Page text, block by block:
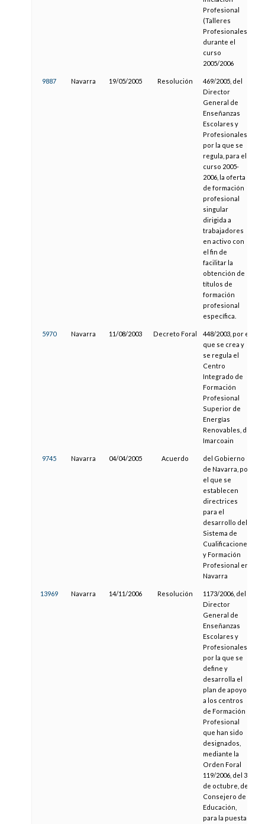
Profesional
(Talleres
Profesionales)
durante el
curso
2005/2006
9887 Navarra 19/05/2005 Resolución
469/2005, del
Director
General de
Enseñanzas
Escolares y
Profesionales,
por la que se
regula, para el
curso 2005-
2006, la oferta
de formación
profesional
singular
dirigida a
trabajadores
en activo con
el fin de
facilitar la
obtención de
títulos de
formación
profesional
específica.
5970 Navarra 11/08/2003 Decreto Foral
448/2003, por el
que se crea y
se regula el
Centro
Integrado de
Formación
Profesional
Superior de
Energías
Renovables, de
Imarcoain
9745 Navarra 04/04/2005 Acuerdo
del Gobierno
de Navarra, por
el que se
establecen
directrices
para el
desarrollo del
Sistema de
Cualificaciones
y Formación
Profesional en
Navarra
13969 Navarra 14/11/2006 Resolución
1173/2006, del
Director
General de
Enseñanzas
Escolares y
Profesionales,
por la que se
define y
desarrolla el
plan de apoyo
a los centros
de Formación
Profesional
que han sido
designados,
mediante la
Orden Foral
119/2006, del 3
de octubre, del
Consejero de
Educación,
para la puesta